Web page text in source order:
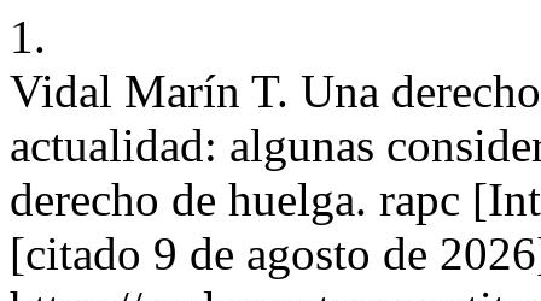
1.
Vidal Marín T. Una
actualidad: algunas
derecho de huelga. rapc
[citado 9 de agosto de